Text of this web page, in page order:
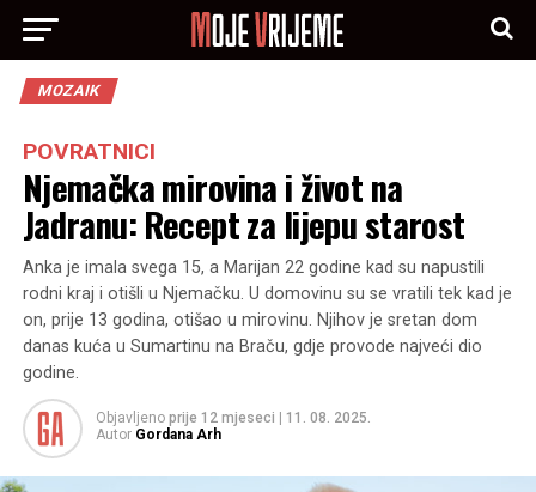
MOZAIK
POVRATNICI
Njemačka mirovina i život na
Jadranu: Recept za lijepu starost
Anka je imala svega 15, a Marijan 22 godine kad su napustili
rodni kraj i otišli u Njemačku. U domovinu su se vratili tek kad je
on, prije 13 godina, otišao u mirovinu. Njihov je sretan dom
danas kuća u Sumartinu na Braču, gdje provode najveći dio
godine.
Objavljeno prije 12 mjeseci
11. 08. 2025.
Autor Gordana Arh